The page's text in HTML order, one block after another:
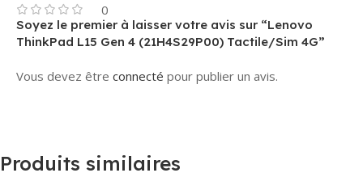
0
Soyez le premier à laisser votre avis sur “Lenovo
ThinkPad L15 Gen 4 (21H4S29P00) Tactile/Sim 4G”
Vous devez être connecté pour publier un avis.
Produits similaires